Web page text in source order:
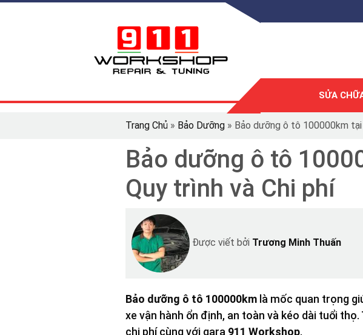
SỬA
Trang Chủ » Bảo Dưỡng » Bảo dưỡng ô tô 100000km tại
Bảo dưỡng ô tô
Quy trình và Chi phí
Được viết bởi Trương Minh Thuấn
Bảo dưỡng ô tô 100000km là mốc quan trọng
xe vận hành ổn định, an toàn và kéo dài tuổi
chi phí cùng với gara 911 Workshop.